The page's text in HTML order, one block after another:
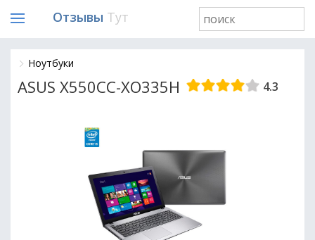
Отзывы Тут
Ноутбуки
ASUS X550CC-XO335H 4.3